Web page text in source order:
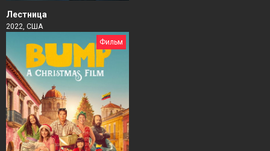
Лестница
2022, США
Фильм